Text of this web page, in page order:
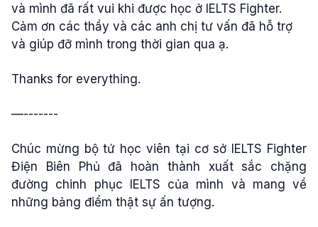
và mình đã rất vui khi được học ở IELTS Fighter.
Cảm ơn các thầy và các anh chị tư vấn đã hỗ trợ
và giúp đỡ mình trong thời gian qua ạ.
Thanks for everything.
—-------
Chúc mừng bộ tứ học viên tại cơ sở IELTS Fighter
Điện Biên Phủ đã hoàn thành xuất sắc chặng
đường chinh phục IELTS của mình và mang về
những bảng điểm thật sự ấn tượng.